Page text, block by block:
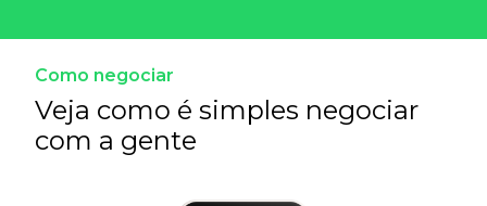
Como negociar
Veja como é simples negociar
com a gente